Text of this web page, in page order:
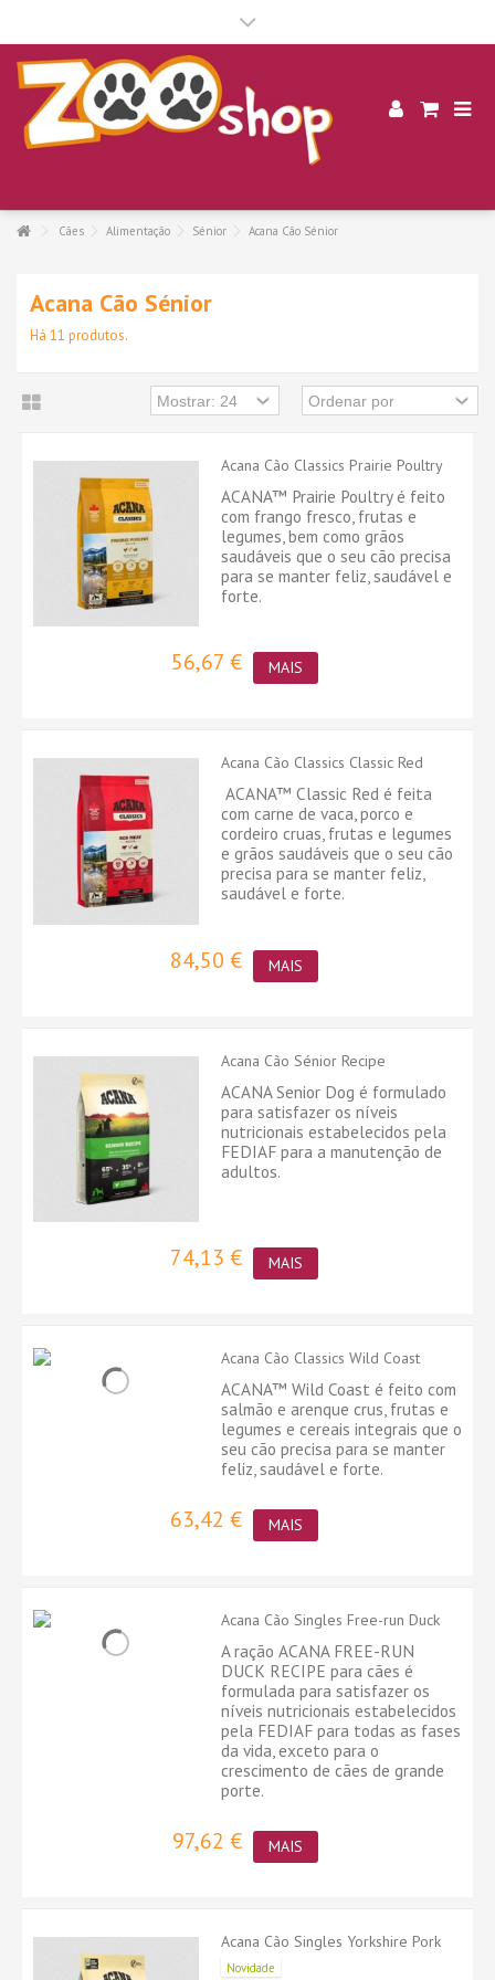
Cães Alimentação Sénior Acana Cão Sénior
Acana Cão Sénior
Há 11 produtos.
Acana Cão Classics Prairie Poultry
ACANA™ Prairie Poultry é feito
com frango fresco, frutas e
legumes, bem como grãos
saudáveis ​​que o seu cão precisa
para se manter feliz, saudável e
forte.
56,67 € MAIS
Acana Cão Classics Classic Red
ACANA™ Classic Red é feita
com carne de vaca, porco e
cordeiro cruas, frutas e legumes
e grãos saudáveis ​​que o seu cão
precisa para se manter feliz,
saudável e forte.
84,50 € MAIS
Acana Cão Sénior Recipe
ACANA Senior Dog é formulado
para satisfazer os níveis
nutricionais estabelecidos pela
FEDIAF para a manutenção de
adultos.
74,13 € MAIS
Acana Cão Classics Wild Coast
ACANA™ Wild Coast é feito com
salmão e arenque crus, frutas e
legumes e cereais integrais que o
seu cão precisa para se manter
feliz, saudável e forte.
63,42 € MAIS
Acana Cão Singles Free-run Duck
A ração ACANA FREE-RUN
DUCK RECIPE para cães é
formulada para satisfazer os
níveis nutricionais estabelecidos
pela FEDIAF para todas as fases
da vida, exceto para o
crescimento de cães de grande
porte.
97,62 € MAIS
Acana Cão Singles Yorkshire Pork
Novidade